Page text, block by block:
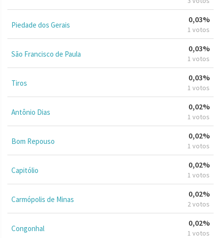
Piedade dos Gerais
0,03%
1 votos
São Francisco de Paula
0,03%
1 votos
Tiros
0,03%
1 votos
Antônio Dias
0,02%
1 votos
Bom Repouso
0,02%
1 votos
Capitólio
0,02%
1 votos
Carmópolis de Minas
0,02%
2 votos
Congonhal
0,02%
1 votos